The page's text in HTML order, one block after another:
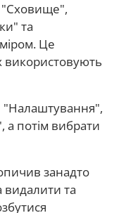
"Сховище",
та
Це
використовують
"Налаштування",
а потім вибрати
занадто
видалити та